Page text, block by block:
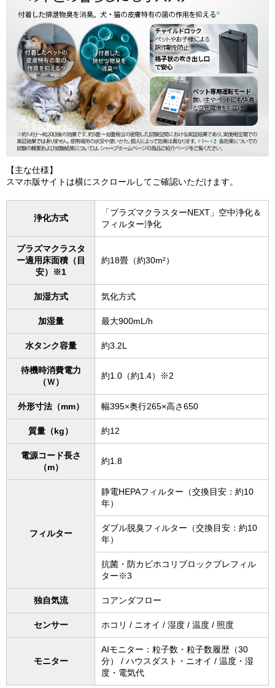
【主な仕様】
スマホ版サイトは横にスクロールしてご確認いただけます。
浄化方式
「プラズマクラスターNEXT」空中浄化＆
フィルター浄化
プラズマクラスタ
ー適用床面積（目
安）※1
約18畳（約30m²）
加湿方式 気化方式
加湿量 最大900mL/h
水タンク容量 約3.2L
待機時消費電力
（Ｗ）
約1.0（約1.4）※2
外形寸法（mm） 幅395×奥行265×高さ650
質量（kg） 約12
電源コード長さ
（m）
約1.8
フィルター
静電HEPAフィルター（交換目安：約10
年）
ダブル脱臭フィルター（交換目安：約10
年）
抗菌・防カビホコリブロックプレフィル
ター※3
独自気流 コアンダフロー
センサー ホコリ / ニオイ / 湿度 / 温度 / 照度
モニター
AIモニター：粒子数・粒子数履歴（30
分） / ハウスダスト・ニオイ / 温度・湿
度・電気代